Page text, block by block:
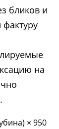
бликов и
на
× 950